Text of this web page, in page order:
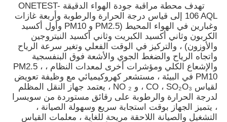
تهدف محطة مراقبة جودة الهواء الدقيقة ONETEST-
106 AQL إلى قياس درجة الحرارة والرطوبة وأربعة غازات
وغبارين في الهواء المحيط (PM2.5 و PM10 وأول أكسيد
الكربون وثاني أكسيد الكبريت وثاني أكسيد النيتروجين
والأوزون) ، والتركيز في الوقت الفعلي وتغير سرعة الرياح
واتجاه الرياح والضغط الجوي والأشعة فوق البنفسجية
والإشعاع الكلي ومؤشرات أخرى لمعدات النظام ، PM2.5 ،
PM10 في البيئة ، مستشعر كهروكيميائي مع وظيفة تعويض
لقياس CO ، SO₂O₃ ، و NO ₂ ، يعتمد جهاز النقل المظلم
لدرجة الحرارة والرطوبة على رقائق مستوردة من سويسرا
، يتميز الجهاز بوقت استجابة سريع وسهولة الصيانة ،
التشغيل والصيانة اللاحقة مريحة للغاية ، معلمات القياس